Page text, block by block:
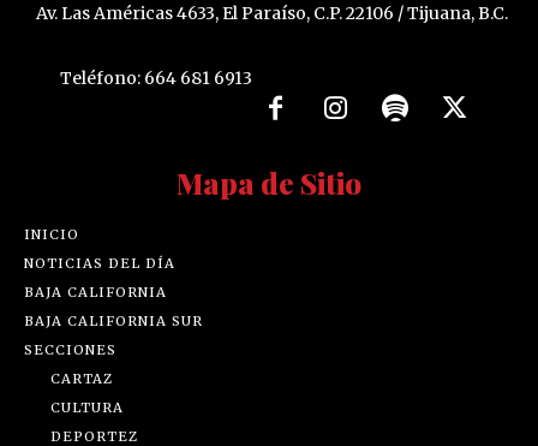
Av. Las Américas 4633, El Paraíso, C.P. 22106 / Tijuana, B.C.
Teléfono: 664 681 6913
Mapa de Sitio
INICIO
NOTICIAS DEL DÍA
BAJA CALIFORNIA
BAJA CALIFORNIA SUR
SECCIONES
CARTAZ
CULTURA
DEPORTEZ